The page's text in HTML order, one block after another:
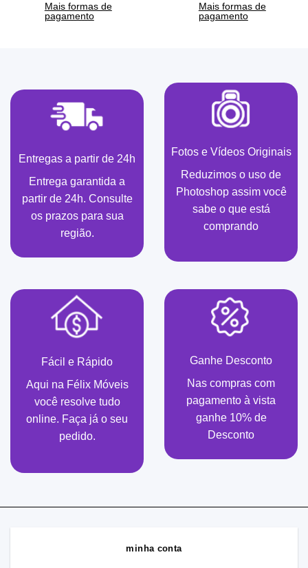
Mais formas de
pagamento
Mais formas de
pagamento
Entregas a partir de 24h
Entrega garantida a
partir de 24h. Consulte
os prazos para sua
região.
Fotos e Vídeos Originais
Reduzimos o uso de
Photoshop assim você
sabe o que está
comprando
Fácil e Rápido
Aqui na Félix Móveis
você resolve tudo
online. Faça já o seu
pedido.
Ganhe Desconto
Nas compras com
pagamento à vista
ganhe 10% de
Desconto
minha conta